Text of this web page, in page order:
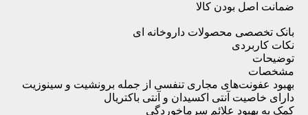
ضمانت اصل بودن کالا
بانک تخصصی محصولات داروخانه ای
نکات کاربردی
توضیحات
مشخصات
بهبود عفونت‌های مجاری تنفسی از جمله برونشیت و سینوزیت
دارای خاصیت آنتی اکسیدان و آنتی باکتریال
کمک به بهبود علائم سرماخوردگی